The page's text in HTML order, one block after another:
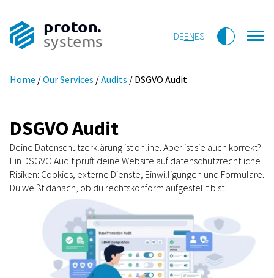
proton.
systems DEENES
Home /Our Services /Audits / DSGVO Audit
DSGVO Audit
Deine Datenschutzerklärung ist online. Aber ist sie auch korrekt?
Ein DSGVO Audit prüft deine Website auf datenschutzrechtliche
Risiken: Cookies, externe Dienste, Einwilligungen und Formulare.
Du weißt danach, ob du rechtskonform aufgestellt bist.